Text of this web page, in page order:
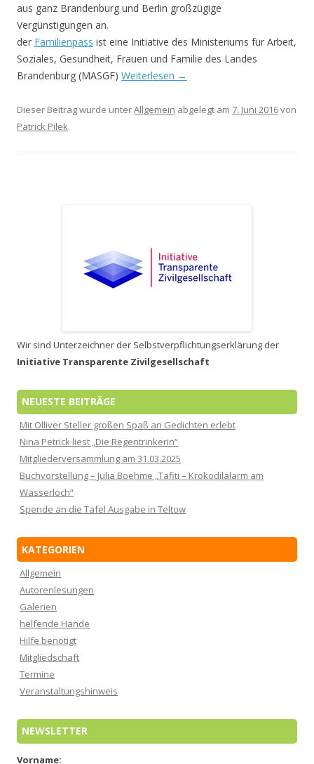
aus ganz Brandenburg und Berlin großzügige
Vergünstigungen an.
der Familienpass ist eine Initiative des Ministeriums für Arbeit,
Soziales, Gesundheit, Frauen und Familie des Landes
Brandenburg (MASGF) Weiterlesen →
Dieser Beitrag wurde unterAllgemein abgelegt am 7. Juni 2016von
Patrick Pilek.
Wir sind Unterzeichner der Selbstverpflichtungserklärung der
Initiative Transparente Zivilgesellschaft
NEUESTE BEITRÄGE
Mit Olliver Steller großen Spaß an Gedichten erlebt
Nina Petrick liest „Die Regentrinkerin“
Mitgliederversammlung am 31.03.2025
Buchvorstellung – Julia Boehme „Tafiti – Krokodilalarm am
Wasserloch“
Spende an die Tafel Ausgabe in Teltow
KATEGORIEN
Allgemein
Autorenlesungen
Galerien
helfende Hände
Hilfe benötigt
Mitgliedschaft
Termine
Veranstaltungshinweis
NEWSLETTER
Vorname: